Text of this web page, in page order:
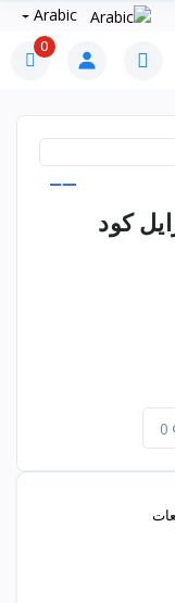
0
كود
0